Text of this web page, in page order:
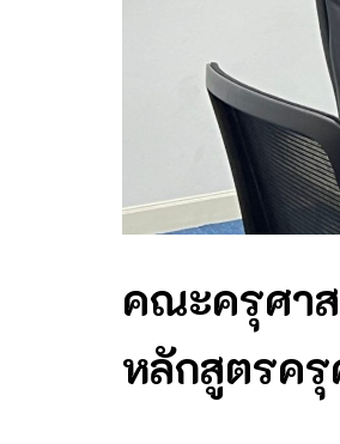
คณะครุศา
หลักสูตรค